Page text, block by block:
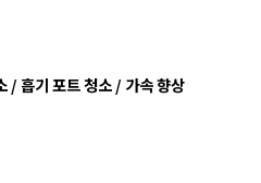
/ 흡기 포트 청소 / 가속 향상